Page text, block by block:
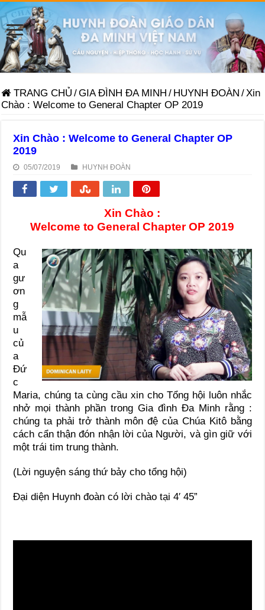
TRANG CHỦ /GIA ĐÌNH ĐA MINH / HUYNH ĐOÀN / Xin
Chào : Welcome to General Chapter OP 2019
Xin Chào : Welcome to General Chapter OP
2019
05/07/2019 HUYNH ĐOÀN
Xin Chào :
Welcome to General Chapter OP 2019
Qu
a
gư
ơn
g
mẫ
u
củ
a
Đứ
c
Maria, chúng ta cùng cầu xin cho Tổng hội luôn nhắc
nhở mọi thành phần trong Gia đình Đa Minh rằng :
chúng ta phải trở thành môn đệ của Chúa Kitô bằng
cách cẩn thận đón nhận lời của Người, và gìn giữ với
một trái tim trung thành.
(Lời nguyện sáng thứ bảy cho tổng hội)
Đại diện Huynh đoàn có lời chào tại 4′ 45”